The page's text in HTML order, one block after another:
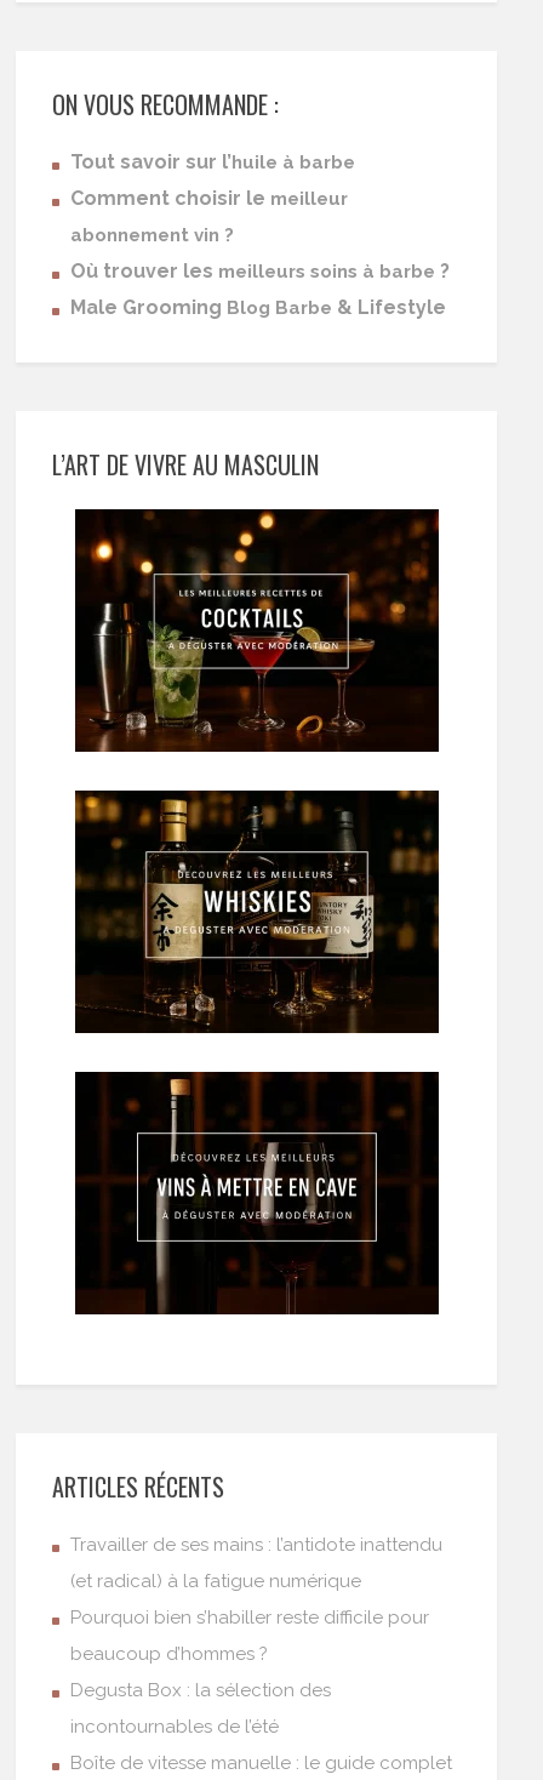
ON VOUS RECOMMANDE :
Tout savoir sur l’huile à barbe
Comment choisir le meilleur
abonnement vin ?
Où trouver les meilleurs soins à barbe ?
Male Grooming Blog Barbe & Lifestyle
L’ART DE VIVRE AU MASCULIN
ARTICLES RÉCENTS
Travailler de ses mains : l’antidote inattendu
(et radical) à la fatigue numérique
Pourquoi bien s’habiller reste difficile pour
beaucoup d’hommes ?
Degusta Box : la sélection des
incontournables de l’été
Boîte de vitesse manuelle : le guide complet